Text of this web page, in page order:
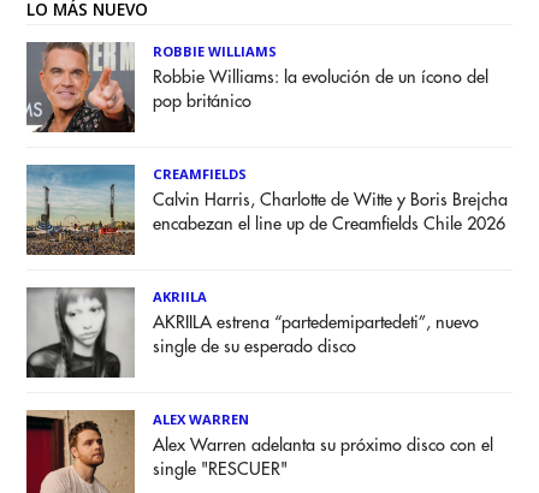
LO MÁS NUEVO
ROBBIE WILLIAMS
Robbie Williams: la evolución de un ícono del
pop británico
CREAMFIELDS
Calvin Harris, Charlotte de Witte y Boris Brejcha
encabezan el line up de Creamfields Chile 2026
AKRIILA
AKRIILA estrena “partedemipartedeti”, nuevo
single de su esperado disco
ALEX WARREN
Alex Warren adelanta su próximo disco con el
single "RESCUER"